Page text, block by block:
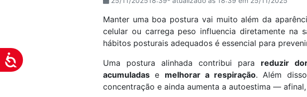
um
leitor
de
Acessibilidade
Manter uma boa postura vai muito além da
celular ou carrega peso influencia diretamente
hábitos posturais adequados é essencial para
Uma postura alinhada contribui para reduzir
acumuladas e melhorar a respiração. Além
concentração e ainda aumenta a autoestima —